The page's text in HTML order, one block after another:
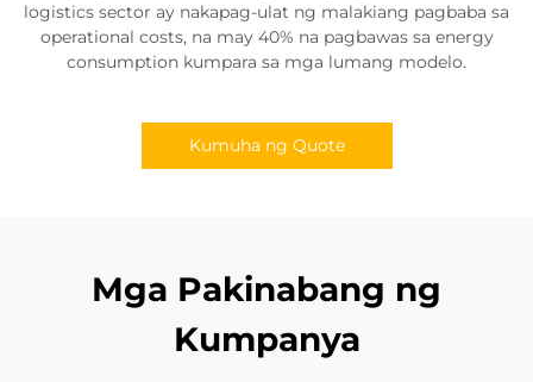
logistics sector ay nakapag-ulat ng malakiang pagbaba sa
operational costs, na may 40% na pagbawas sa energy
consumption kumpara sa mga lumang modelo.
Kumuha ng Quote
Mga Pakinabang ng
Kumpanya